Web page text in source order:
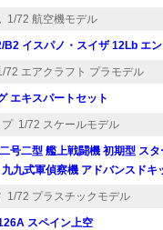
1/72 航空機モデル
B2 イスパノ・スイザ 12Lb エ
72 エアクラフト プラモデル
エキスパートセット
プ 1/72 スケールモデル
号二型 艦上戦闘機 初期型 ス
九式軍偵察機 アドバンスドキ
1/72 プラスチックモデル
スペイン上空
）